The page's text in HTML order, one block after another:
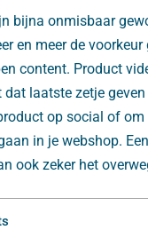
bijna onmisbaar
en meer de
content. Product
dat laatste zetje
op social of om
in je webshop.
ook zeker het